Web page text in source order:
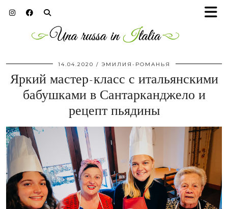
14.04.2020 ЭМИЛИЯ-РОМАНЬЯ
Яркий мастер-класс с итальянскими
бабушками в Сантарканджело и
рецепт пьядины